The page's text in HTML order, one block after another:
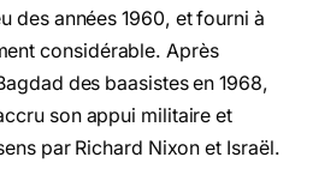
des années 1960, et fourni à
considérable. Après
des baasistes en 1968,
son appui militaire et
par Richard Nixon et Israël.